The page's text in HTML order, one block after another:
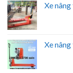
Xe
Xe